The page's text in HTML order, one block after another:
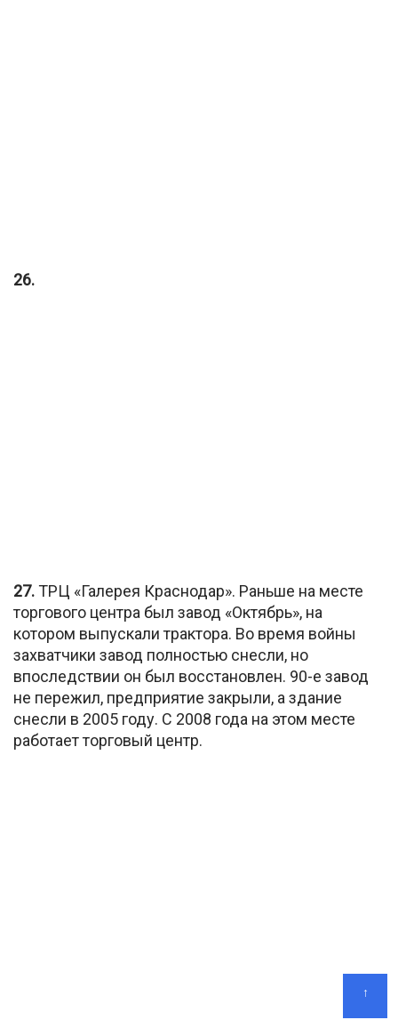
26.
27.ТРЦ «Галерея Краснодар». Раньше на месте
торгового центра был завод «Октябрь», на
котором выпускали трактора. Во время войны
захватчики завод полностью снесли, но
впоследствии он был восстановлен. 90-е завод
не пережил, предприятие закрыли, а здание
снесли в 2005 году. С 2008 года на этом месте
работает торговый центр.
↑